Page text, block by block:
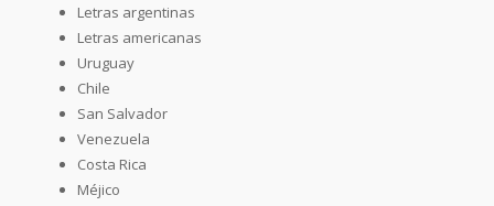
Letras argentinas
Letras americanas
Uruguay
Chile
San Salvador
Venezuela
Costa Rica
Méjico